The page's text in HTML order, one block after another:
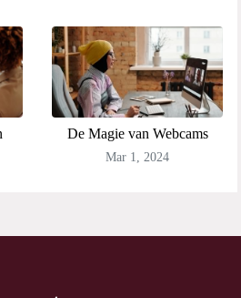
De Magie van Webcams
Mar 1, 2024